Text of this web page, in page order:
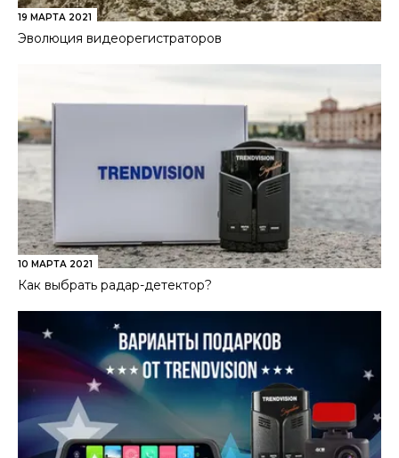
19 МАРТА 2021
Эволюция видеорегистраторов
10 МАРТА 2021
Как выбрать радар-детектор?